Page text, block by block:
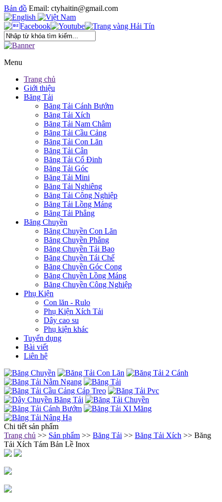
Bản đồ Email: ctyhaitin@gmail.com
Menu
Trang chủ
Giới thiệu
Băng Tải
Băng Tải Cánh Bướm
Băng Tải Xích
Băng Tải Nam Châm
Băng Tải Cầu Cảng
Băng Tải Con Lăn
Băng Tải Cân
Băng Tải Cố Đinh
Băng Tải Góc
Băng Tải Mini
Băng Tải Nghiêng
Băng Tải Công Nghiệp
Băng Tải Lồng Máng
Băng Tải Phẳng
Băng Chuyền
Băng Chuyền Con Lăn
Băng Chuyền Phẳng
Băng Chuyền Tải Bao
Băng Chuyền Tái Chế
Băng Chuyền Góc Cong
Băng Chuyền Lồng Máng
Băng Chuyền Công Nghiệp
Phụ Kiện
Con lăn - Rulo
Phụ Kiện Xích Tải
Dây cao su
Phụ kiện khác
Tuyển dụng
Bài viết
Liên hệ
Chi tiết sản phẩm
Trang chủ >> Sản phẩm >> Băng Tải >> Băng Tải Xích >> Băng
Tải Xích Tám Bản Lề Inox